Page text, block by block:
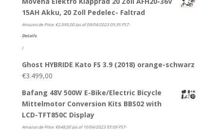
15AH Akku, 20 Zoll Pedelec- Faltrad
Amazon.de Price:€2.595,00(as of 09/04/2023 05:35 PST-
Details
)
Ghost HYBRIDE Kato FS 3.9 (2018) orange-schwarz
€3.499,00
Bafang 48V 500W E-Bike/Electric Bicycle
Mittelmotor Conversion Kits BBS02 with
LCD-TFT850C Display
Amazon.de Price:€648,00(as of 10/04/2023 05:09 PST-